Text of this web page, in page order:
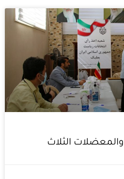
والمعضلات الثلاث